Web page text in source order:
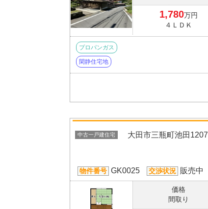
1,780万円
４ＬＤＫ
プロパンガス
閑静住宅地
中古一戸建住宅 大田市三瓶町池田1207
物件番号 GK0025 交渉状況 販売中
価格
間取り